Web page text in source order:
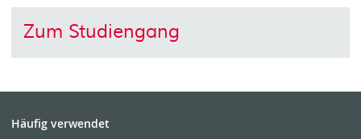
Zum Studiengang
Häufig verwendet